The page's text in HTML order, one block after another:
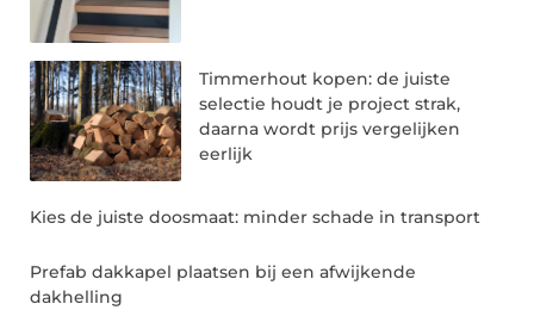
Timmerhout kopen: de juiste
selectie houdt je project strak,
daarna wordt prijs vergelijken
eerlijk
Kies de juiste doosmaat: minder schade in transport
Prefab dakkapel plaatsen bij een afwijkende
dakhelling